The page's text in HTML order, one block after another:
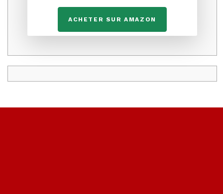
ACHETER SUR AMAZON